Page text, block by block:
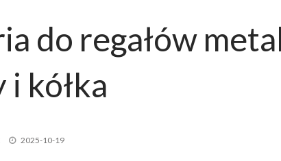
do regałów
kółka
Opublikowane
2025-10-19